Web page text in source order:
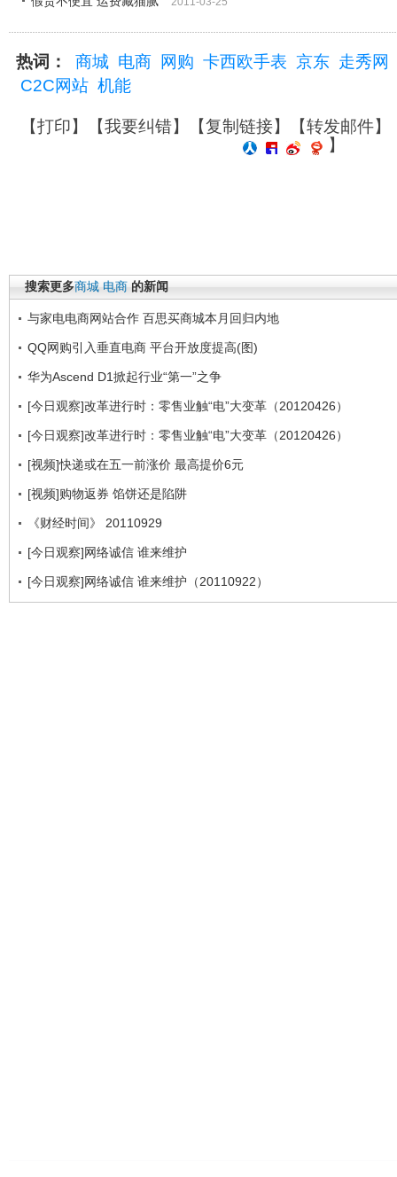
热词： 商城 电商 网购 卡西欧手表 京东 走秀网
C2C网站 机能
【打印】【我要纠错】【复制链接】【转发邮件】
】
搜索更多商城 电商 的新闻
与家电电商网站合作 百思买商城本月回归内地
QQ网购引入垂直电商 平台开放度提高(图)
华为Ascend D1掀起行业“第一”之争
[今日观察]改革进行时：零售业触“电”大变革（20120426）
[今日观察]改革进行时：零售业触“电”大变革（20120426）
[视频]快递或在五一前涨价 最高提价6元
[视频]购物返券 馅饼还是陷阱
《财经时间》 20110929
[今日观察]网络诚信 谁来维护
[今日观察]网络诚信 谁来维护（20110922）